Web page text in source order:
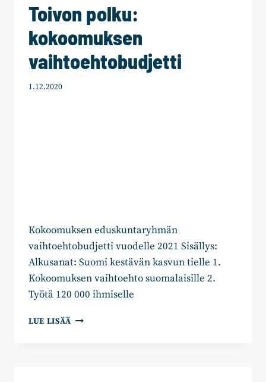
Toivon polku:
kokoomuksen
vaihtoehtobudjetti
1.12.2020
Kokoomuksen eduskuntaryhmän
vaihtoehtobudjetti vuodelle 2021 Sisällys:
Alkusanat: Suomi kestävän kasvun tielle 1.
Kokoomuksen vaihtoehto suomalaisille 2.
Työtä 120 000 ihmiselle
LUE LISÄÄ TOIVON